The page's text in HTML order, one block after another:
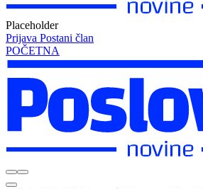
Placeholder
Prijava Postani član
POČETNA